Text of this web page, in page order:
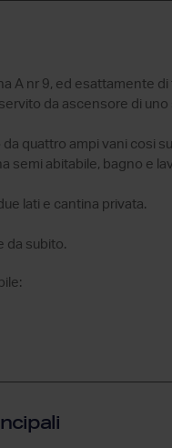
A nr 9, ed esattamente
da ascensore di uno
da quattro ampi vani cosi
semi abitabile, bagno e
lati e cantina privata.
da subito.